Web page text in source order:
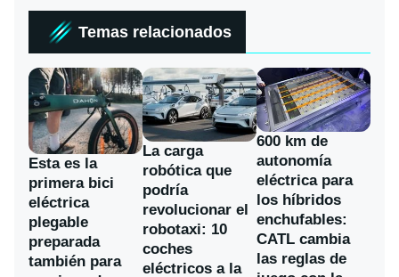
Temas relacionados
Esta es la
primera bici
eléctrica
plegable
preparada
también para
La carga
robótica que
podría
revolucionar el
robotaxi: 10
coches
eléctricos a la
600 km de
autonomía
eléctrica para
los híbridos
enchufables:
CATL cambia
las reglas de